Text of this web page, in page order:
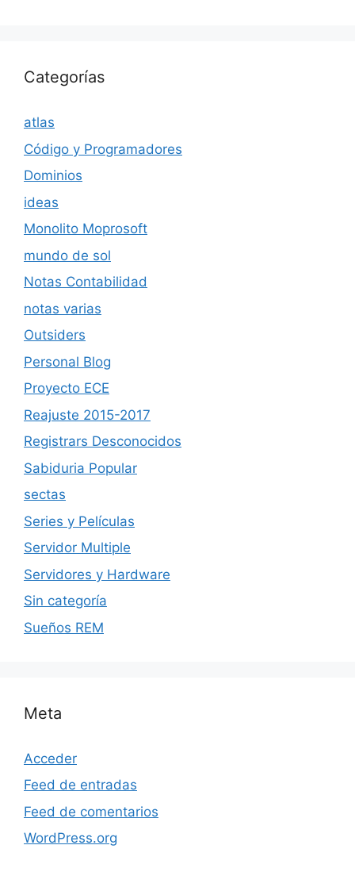
Categorías
atlas
Código y Programadores
Dominios
ideas
Monolito Moprosoft
mundo de sol
Notas Contabilidad
notas varias
Outsiders
Personal Blog
Proyecto ECE
Reajuste 2015-2017
Registrars Desconocidos
Sabiduria Popular
sectas
Series y Películas
Servidor Multiple
Servidores y Hardware
Sin categoría
Sueños REM
Meta
Acceder
Feed de entradas
Feed de comentarios
WordPress.org